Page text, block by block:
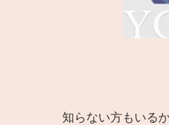
知らない方もいる